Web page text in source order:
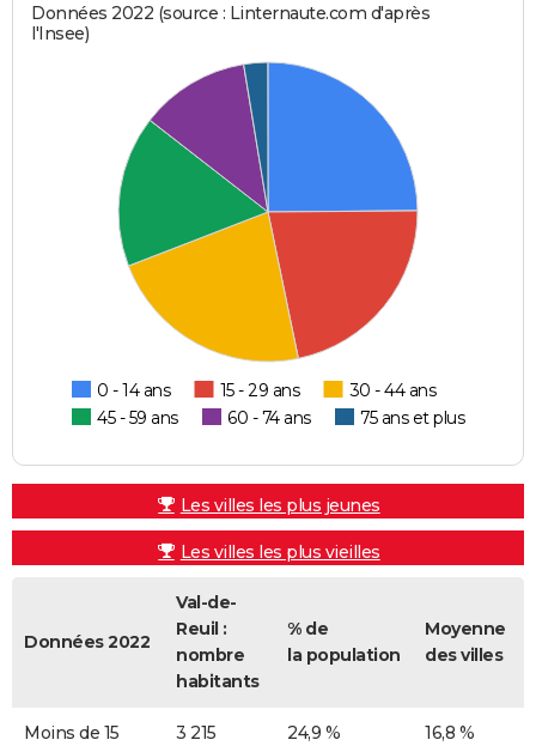
Données 2022 (source : Linternaute.com d'après
l'Insee)
0 - 14 ans 15 - 29 ans
30 - 44 ans
45 - 59 ans
60 - 74 ans 75 ans et plus
Les villes les plus jeunes
Les villes les plus vieilles
Données 2022
Val-de-
Reuil :
nombre
habitants
% de
la population
Moyenne
des villes
Moins de 15
3 215 24,9 % 16,8 %